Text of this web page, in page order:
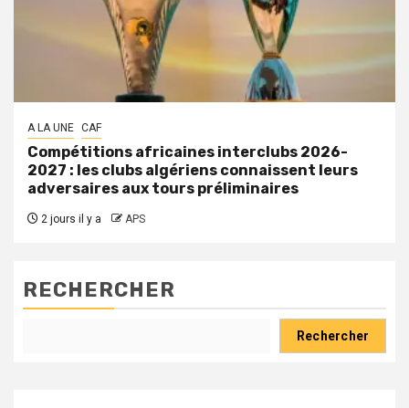
A LA UNE CAF
Compétitions africaines interclubs 2026-
2027 : les clubs algériens connaissent leurs
adversaires aux tours préliminaires
2 jours il y a APS
RECHERCHER
Rechercher